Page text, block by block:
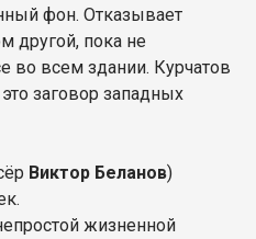
фон. Отказывает
другой, пока не
во всем здании. Курчатов
заговор западных
Виктор Беланов)
жизненной